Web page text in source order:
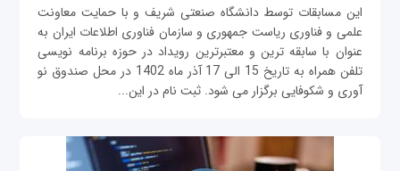
این مسابقات توسط دانشگاه صنعتی شریف و با حمایت معاونت
علمی و فناوری ریاست جمهوری و سازمان فناوری اطلاعات ایران به
عنوان با سابقه ترین و معتبرترین رویداد در حوزه برنامه نویسی
تلفن همراه به تاریخ 15 الی 17 آذر ماه 1402 در محل صندوق نو
آوری و شکوفایی برگزار می شود. ثبت نام در این...